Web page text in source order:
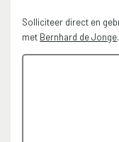
Solliciteer direct en
met Bernhard de Jonge.